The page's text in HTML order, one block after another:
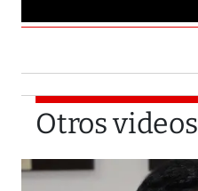
Otros videos